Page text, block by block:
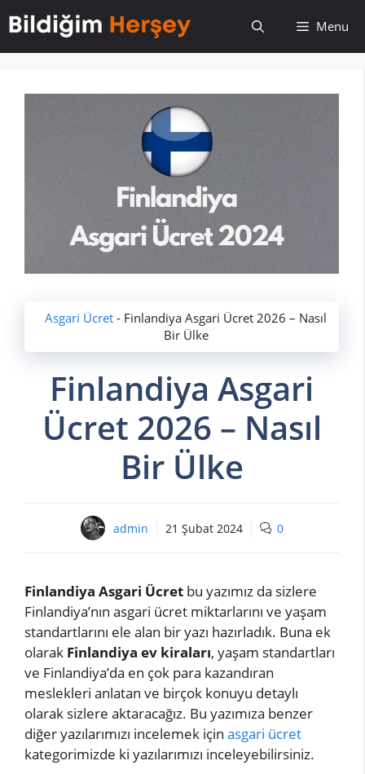
atla
Menu
Asgari Ücret - Finlandiya Asgari Ücret 2026 – Nasıl
Bir Ülke
Finlandiya Asgari
Ücret 2026 – Nasıl
Bir Ülke
admin 21 Şubat 2024 0
Finlandiya Asgari Ücret bu yazımız da sizlere
Finlandiya’nın asgari ücret miktarlarını ve yaşam
standartlarını ele alan bir yazı hazırladık. Buna ek
olarak Finlandiya ev kiraları, yaşam standartları
ve Finlandiya’da en çok para kazandıran
meslekleri anlatan ve birçok konuyu detaylı
olarak sizlere aktaracağız. Bu yazımıza benzer
diğer yazılarımızı incelemek için asgari ücret
kategorimizde ki yazılarımızı inceleyebilirsiniz.